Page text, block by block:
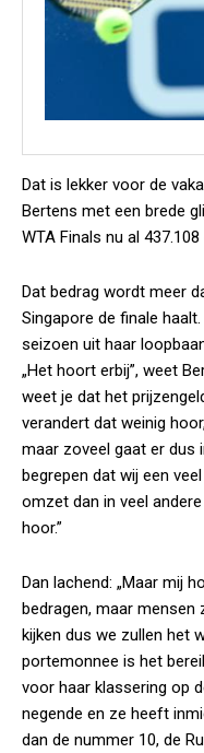
Dat is lekker voor de
Bertens met een brede
WTA Finals nu al
Dat bedrag wordt meer
Singapore de finale
seizoen uit haar
„Het hoort erbij”, weet
weet je dat het
verandert dat weinig
maar zoveel gaat er dus
begrepen dat wij een
omzet dan in veel
hoor.”
Dan lachend: „Maar mij
bedragen, maar mensen
kijken dus we zullen het
portemonnee is het
voor haar klassering op
negende en ze heeft
dan de nummer 10, de